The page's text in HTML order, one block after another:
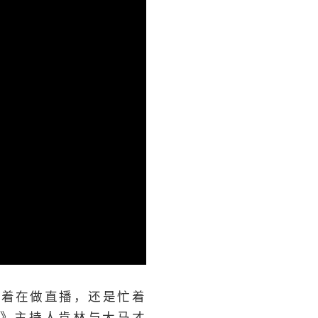
在做直播，还是忙着